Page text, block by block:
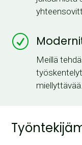
R
Meillä
miellyttävää.